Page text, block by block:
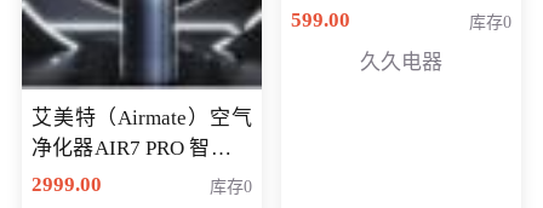
艾美特（Airmate）空气
净化器AIR7 PRO 智能全
屋空气循环负离子旗舰
2999.00 库存0
流变频节能轻音空气循
鹅，白天鹅智能)
599.00 库存0
久久电器